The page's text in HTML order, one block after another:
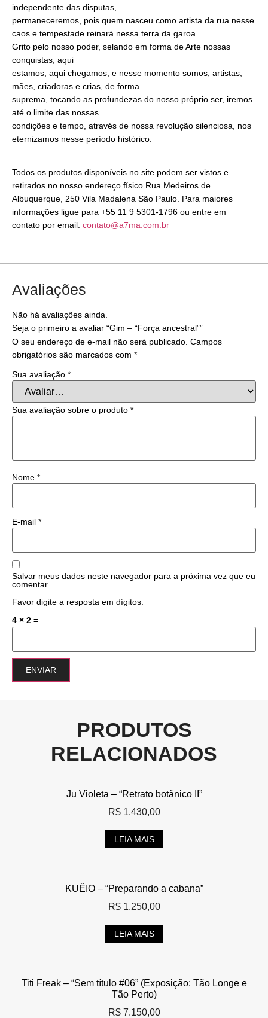
independente das disputas,
permaneceremos, pois quem nasceu como artista da rua nesse
caos e tempestade reinará nessa terra da garoa.
Grito pelo nosso poder, selando em forma de Arte nossas
conquistas, aqui
estamos, aqui chegamos, e nesse momento somos, artistas,
mães, criadoras e crias, de forma
suprema, tocando as profundezas do nosso próprio ser, iremos
até o limite das nossas
condições e tempo, através de nossa revolução silenciosa, nos
eternizamos nesse período histórico.
Todos os produtos disponíveis no site podem ser vistos e
retirados no nosso endereço físico Rua Medeiros de
Albuquerque, 250 Vila Madalena São Paulo. Para maiores
informações ligue para +55 11 9 5301-1796 ou entre em
contato por email: contato@a7ma.com.br
Avaliações
Não há avaliações ainda.
Seja o primeiro a avaliar “Gim – “Força ancestral””
O seu endereço de e-mail não será publicado. Campos
obrigatórios são marcados com *
Sua avaliação *
Sua avaliação sobre o produto *
Nome *
E-mail *
Salvar meus dados neste navegador para a próxima vez que eu
comentar.
Favor digite a resposta em dígitos:
4 × 2 =
PRODUTOS
RELACIONADOS
Ju Violeta – “Retrato botânico II”
R$1.430,00
LEIA MAIS
KUÊIO – “Preparando a cabana”
R$1.250,00
LEIA MAIS
Titi Freak – “Sem título #06” (Exposição: Tão Longe e
Tão Perto)
R$7.150,00